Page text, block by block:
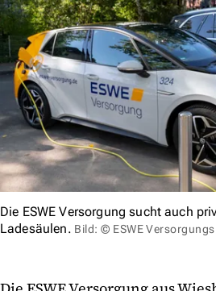
Die ESWE Versorgung sucht auch
Ladesäulen. Bild: © ESWE Versorgungs